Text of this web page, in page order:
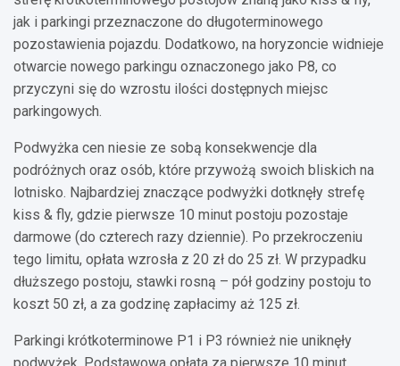
jak i parkingi przeznaczone do długoterminowego
pozostawienia pojazdu. Dodatkowo, na horyzoncie widnieje
otwarcie nowego parkingu oznaczonego jako P8, co
przyczyni się do wzrostu ilości dostępnych miejsc
parkingowych.
Podwyżka cen niesie ze sobą konsekwencje dla
podróżnych oraz osób, które przywożą swoich bliskich na
lotnisko. Najbardziej znaczące podwyżki dotknęły strefę
kiss & fly, gdzie pierwsze 10 minut postoju pozostaje
darmowe (do czterech razy dziennie). Po przekroczeniu
tego limitu, opłata wzrosła z 20 zł do 25 zł. W przypadku
dłuższego postoju, stawki rosną – pół godziny postoju to
koszt 50 zł, a za godzinę zapłacimy aż 125 zł.
Parkingi krótkoterminowe P1 i P3 również nie uniknęły
podwyżek. Podstawowa opłata za pierwsze 10 minut